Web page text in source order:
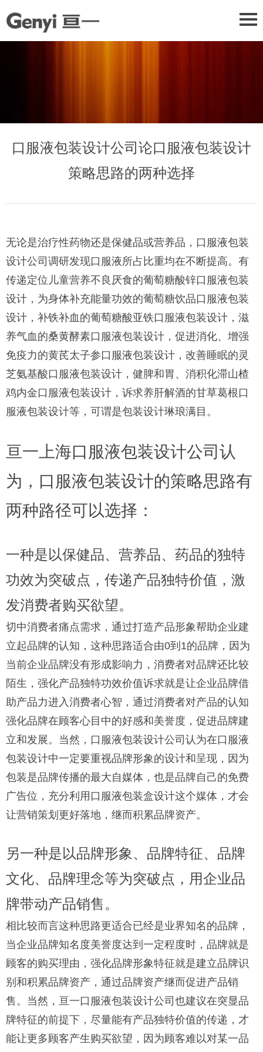
口服液包装设计公司论口服液包装设计
策略思路的两种选择
无论是治疗性药物还是保健品或营养品，口服液包装
设计公司调研发现口服液所占比重均在不断提高。有
传递定位儿童营养不良厌食的葡萄糖酸锌口服液包装
设计，为身体补充能量功效的葡萄糖饮品口服液包装
设计，补铁补血的葡萄糖酸亚铁口服液包装设计，滋
养气血的桑黄酵素口服液包装设计，促进消化、增强
免疫力的黄芪太子参口服液包装设计，改善睡眠的灵
芝氨基酸口服液包装设计，健脾和胃、消积化滞山楂
鸡内金口服液包装设计，诉求养肝解酒的甘草葛根口
服液包装设计等，可谓是包装设计琳琅满目。
亘一上海口服液包装设计公司认
为，口服液包装设计的策略思路有
两种路径可以选择：
一种是以保健品、营养品、药品的独特
功效为突破点，传递产品独特价值，激
发消费者购买欲望。
切中消费者痛点需求，通过打造产品形象帮助企业建
立起品牌的认知，这种思路适合由0到1的品牌，因为
当前企业品牌没有形成影响力，消费者对品牌还比较
陌生，强化产品独特功效价值诉求就是让企业品牌借
助产品力进入消费者心智，通过消费者对产品的认知
强化品牌在顾客心目中的好感和美誉度，促进品牌建
立和发展。当然， 口服液包装设计公司认为在口服液
包装设计中一定要重视品牌形象的设计和呈现，因为
包装是品牌传播的最大自媒体，也是品牌自己的免费
广告位，充分利用口服液包装盒设计这个媒体，才会
让营销策划更好落地，继而积累品牌资产。
另一种是以品牌形象、品牌特征、品牌
文化、品牌理念等为突破点，用企业品
牌带动产品销售。
相比较而言这种思路更适合已经是业界知名的品牌，
当企业品牌知名度美誉度达到一定程度时，品牌就是
顾客的购买理由，强化品牌形象特征就是建立品牌识
别和积累品牌资产，通过品牌资产继而促进产品销
售。当然，亘一口服液包装设计公司也建议在突显品
牌特征的前提下，尽量能有产品独特价值的传递，才
能让更多顾客产生购买欲望，因为顾客难以对某一品